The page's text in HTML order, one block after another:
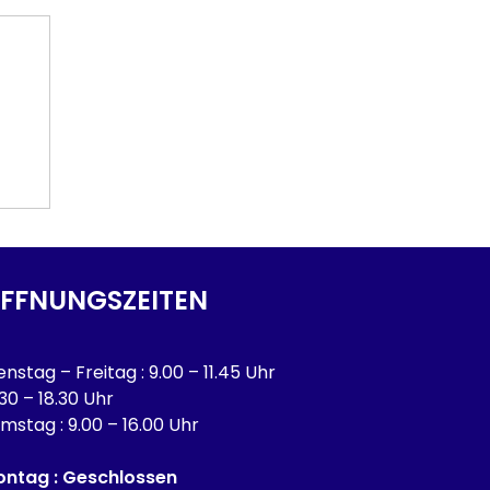
– Freitag : 9.00 – 11.45 Uhr
– 18.30 Uhr
: 9.00 – 16.00 Uhr
: Geschlossen